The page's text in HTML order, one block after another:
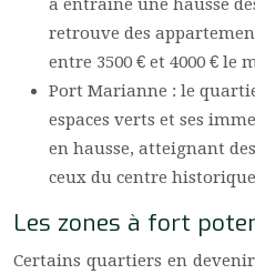
a entraîné une hausse
retrouve des
entre 3500 € et 4000 € le
Port Marianne : le
espaces verts et ses
en hausse, atteignant
ceux du centre
Les zones à fort
Certains quartiers en